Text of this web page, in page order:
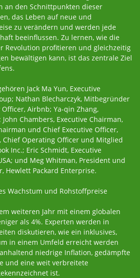
an den Schnittpunkten dieser
das Leben auf neue und
zu verändern und werden jede
beeinflussen. Zu lernen, wie die
Revolution profitieren und gleichzeitig
bewältigen kann, ist das zentrale Ziel
Jack Ma Yun, Executive
Nathan Blecharczyk, Mitbegründer
Airbnb; Ya-qin Zhang,
; John Chambers, Executive Chairman,
und Chief Executive Officer,
Chief Operating Officer und Mitglied
Inc.; Eric Schmidt, Executive
und Meg Whitman, President und
Hewlett Packard Enterprise.
Wachstum und Rohstoffpreise
weiteren Jahr mit einem globalen
als 4%. Experten werden in
diskutieren, wie ein inklusives,
in einem Umfeld erreicht werden
niedrige Inflation, gedämpfte
und eine weit verbreitete
ist.